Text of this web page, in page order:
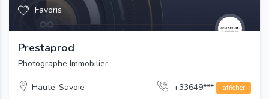
Favoris
Prestaprod
Photographe Immobilier
Haute-Savoie +33649*** afficher